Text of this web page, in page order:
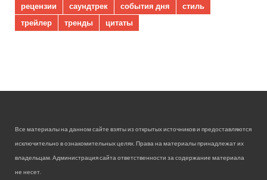
рецензии
саундтрек события дня
стиль
трейлер
тренды цитаты
Все материалы на данном сайте взяты из открытых источников и предоставляются
исключительно в ознакомительных целях. Права на материалы принадлежат их
владельцам. Администрация сайта ответственности за содержание материала
не несет.